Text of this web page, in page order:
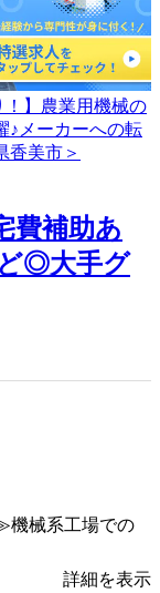
費補助あ
◎大手グ
機械系工場での
詳細を表示